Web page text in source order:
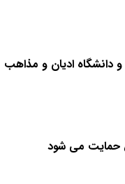
و دانشگاه ادیان و مذاهب
حمایت می شود